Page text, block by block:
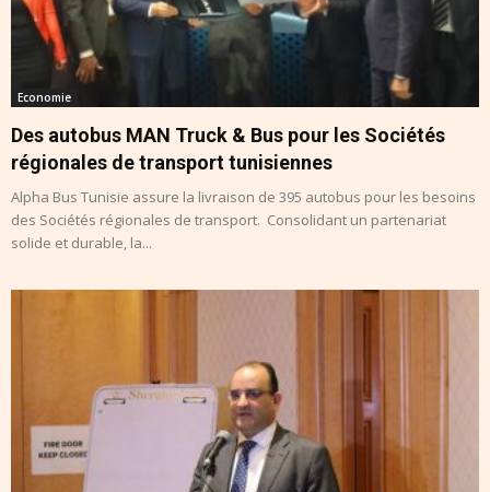
Economie
Des autobus MAN Truck & Bus pour les Sociétés
régionales de transport tunisiennes
Alpha Bus Tunisie assure la livraison de 395 autobus pour les besoins
des Sociétés régionales de transport. Consolidant un partenariat
solide et durable, la...